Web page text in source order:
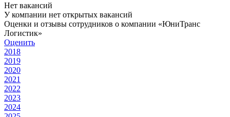
Нет вакансий
У компании нет открытых вакансий
Оценки и отзывы сотрудников о компании «ЮниТранс
Логистик»
Оценить
2018
2019
2020
2021
2022
2023
2024